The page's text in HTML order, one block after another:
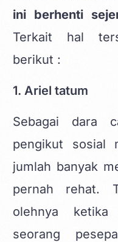
ini berhenti
Terkait hal
berikut :
1. Ariel tatum
Sebagai dara
pengikut sosial
jumlah banyak
pernah rehat.
olehnya ketika
seorang